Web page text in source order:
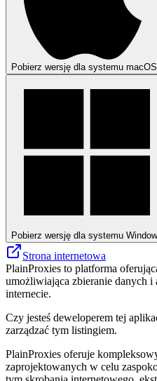
Pobierz wersję dla systemu macOS
Pobierz wersję dla systemu
Strona internetowa
PlainProxies to platforma
umożliwiająca zbieranie danych
internecie.
Czy jesteś deweloperem tej
zarządzać tym listingiem.
PlainProxies oferuje
zaprojektowanych w celu